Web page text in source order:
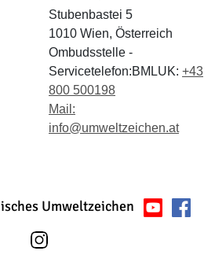
Stubenbastei 5
1010 Wien, Österreich
Ombudsstelle -
Servicetelefon:BMLUK: +43
800 500198
Mail:
info@umweltzeichen.at
Umweltzeichen